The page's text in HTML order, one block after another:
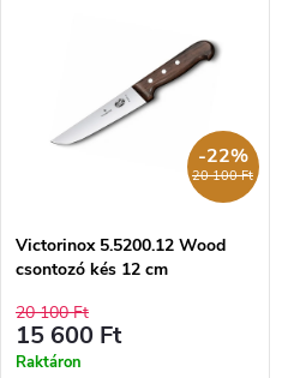
vásárol, amelynek fából készült
a markolata, vegye figyelembe,
hogy a fa természetes anyag,
és kissé eltérhet a
termékfotótól. A fa tervezése
és textúrája darabonként20 100 Ft
-22%
Victorinox 5.5200.12 Wood
csontozó kés 12 cm
20 100 Ft
15 600 Ft
Raktáron